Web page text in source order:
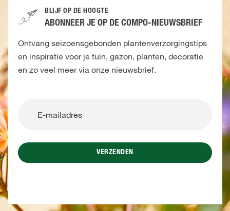
BLIJF OP DE HOOGTE
ABONNEER JE OP DE COMPO-NIEUWSBRIEF
Ontvang seizoensgebonden plantenverzorgingstips
en inspiratie voor je tuin, gazon, planten, decoratie
en zo veel meer via onze nieuwsbrief.
VERZENDEN